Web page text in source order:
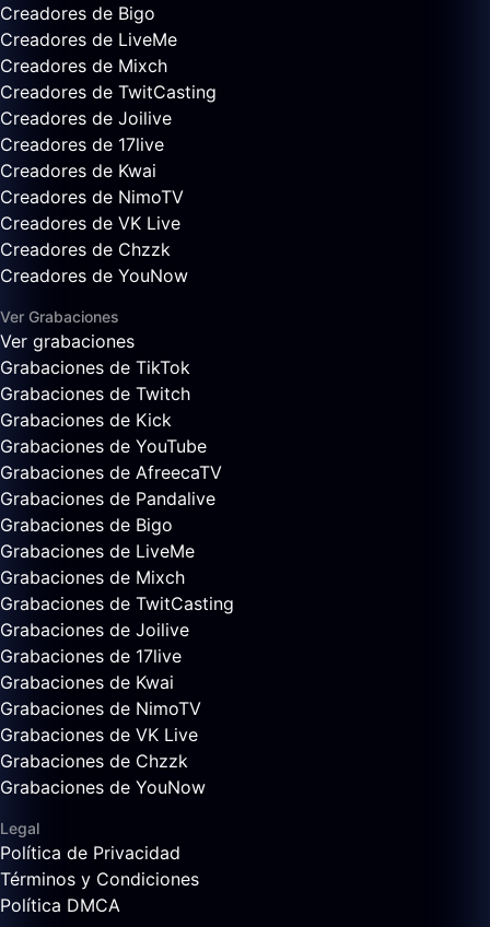
Creadores de Bigo
Creadores de LiveMe
Creadores de Mixch
Creadores de TwitCasting
Creadores de Joilive
Creadores de 17live
Creadores de Kwai
Creadores de NimoTV
Creadores de VK Live
Creadores de Chzzk
Creadores de YouNow
Ver Grabaciones
Ver grabaciones
Grabaciones de TikTok
Grabaciones de Twitch
Grabaciones de Kick
Grabaciones de YouTube
Grabaciones de AfreecaTV
Grabaciones de Pandalive
Grabaciones de Bigo
Grabaciones de LiveMe
Grabaciones de Mixch
Grabaciones de TwitCasting
Grabaciones de Joilive
Grabaciones de 17live
Grabaciones de Kwai
Grabaciones de NimoTV
Grabaciones de VK Live
Grabaciones de Chzzk
Grabaciones de YouNow
Legal
Política de Privacidad
Términos y Condiciones
Política DMCA